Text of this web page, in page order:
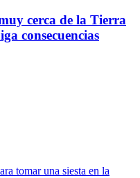
cerca de la Tierra
consecuencias